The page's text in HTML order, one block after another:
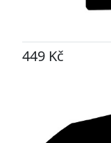
449 Kč